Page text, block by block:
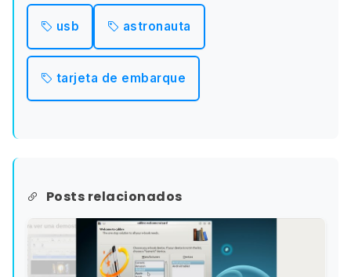
usb astronauta
tarjeta de embarque
Posts relacionados